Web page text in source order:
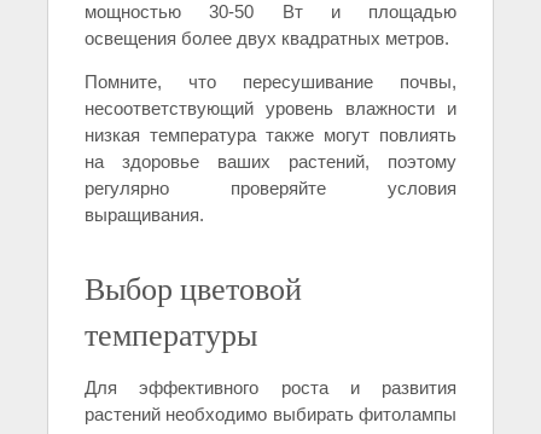
мощностью 30-50 Вт и площадью
освещения более двух квадратных метров.
Помните, что пересушивание почвы,
несоответствующий уровень влажности и
низкая температура также могут повлиять
на здоровье ваших растений, поэтому
регулярно проверяйте условия
выращивания.
Выбор цветовой
температуры
Для эффективного роста и развития
растений необходимо выбирать фитолампы